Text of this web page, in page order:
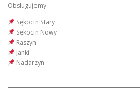
Obsługujemy:
Sękocin Stary
Sękocin Nowy
Raszyn
Janki
Nadarzyn